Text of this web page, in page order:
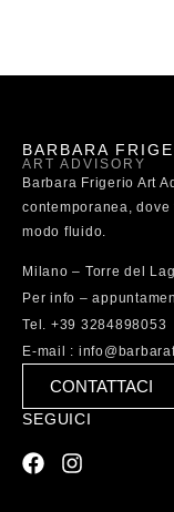
BARBARA
ART ADVISORY
Barbara Frigerio Art
contemporanea,
modo fluido.
Milano – Torre del
Per info –
Tel. +39 3284898053
E-mail :
CONTATTACI
SEGUICI